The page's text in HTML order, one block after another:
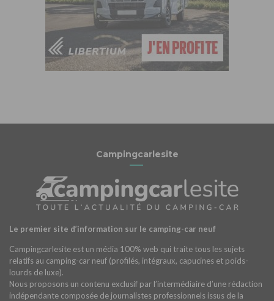
Campingcarlesite
Le premier site d’information sur le camping-car neuf
Campingcarlesite est un média 100% web qui traite tous les sujets
relatifs au camping-car neuf (profilés, intégraux, capucines et poids-
lourds de luxe).
Nous proposons un contenu exclusif par l’intermédiaire d’une rédaction
indépendante composée de journalistes professionnels issus de la